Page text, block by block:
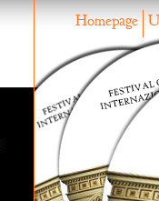
Homepage